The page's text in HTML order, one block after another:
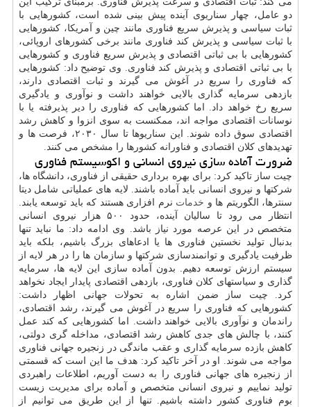
دو عامل، چهار سناریوی آینده پیش بینی شده است، کشورهایی با
ثبات سیاسی و پذیرش سریع فناوری مانند چین و آمریکا، کشورهایی
با ثبات سیاسی و پذیرش کند فناوری مانند برخی کشورهای اروپائی،
کشورهایی با بی ثباتی اقتصادی و پذیرش سریع فناوری و کشورهایی
با بی ثباتی اقتصادی و پذیرش کند فناوری. وی توضیح داد: کشورهایی
که فناوری را سریع در آغوش می گیرند و ثبات اقتصادی دارند،
بازدهی سرمایه گذاری بالایی خواهند داشت و نوآوری و یادگیری
سریع رخ خواهد داد. اما کشورهایی که فناوری را دیر پذیرفته یا با
نوسانات اقتصادی مواجه اند، ممکنست به سوی انزوا و کاهش رشد
اقتصادی سوق داده شوند. این سناریوها تا سال ۲۰۳۰، فرصت ها و
تهدیدهای کلان اقتصادی و فناورانه کشورها را مشخص می کنند.
ضرورت آماده سازی نیروی انسانی و اکوسیستم فناوری
چیت ساز تاکید کرد: برای بهره برداری حقیقی از فناوری، دانشگاه ها،
شرکتها و نیروی انسانی باید آماده باشند. لایه های عملیاتی شامل دیتا
سنترها، الگوریتم ها و خدمات نرم افزاری هستند که باید توسعه یابند.
انتظار می رود تا سالیان آینده، حدود ۵۰۰ هزار نیروی انسانی
متخصص در این عرصه مورد نیاز باشد. وی ادامه داد: ما نباید تنها
بدنبال تولید نخستین فناوری ها یا ادعاهای بزرگ باشیم، بلکه باید
ظرفیت یادگیری و توانمندسازی شرکتها و سازمان ها را در هر لایه از
سیستم ارزش توسعه دهیم. بدون آماده سازی این لایه ها، سرمایه
گذاری و سیاستهای کلان فناوری، بازدهی اقتصادی پایدار ایجاد نخواهد
کرد. چیت ساز ضمن اشاره به تحولات جهانی اظهار داشت:
کشورهایی که فناوری را سریع در آغوش می گیرند، رشد اقتصادی،
راندمان و نوآوری بالایی خواهند داشت. اما کشورهایی که کند عمل
کنند، با چالش های جدی کاهش رشد اقتصادی، مداخله گری دولتی،
کاهش بازده سرمایه گذاری و عقب ماندگی در زنجیره جهانی فناوری
مواجه می شوند. او در آخر تاکید کرد: هدف ما این است که قسمتی
از زنجیره های جهانی فناوری را به دست آوریم، اطلاعات راهبردی
تولید نماییم و نیروی انسانی متخصص و آماده برای مدیریت زیست
بوم فناوری کشور داشته باشیم. تنها از این طریق می توانیم از